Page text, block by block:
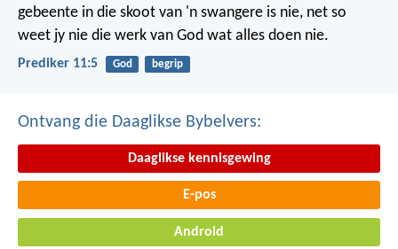
gebeente in die skoot van 'n swangere is nie, net so
weet jy nie die werk van God wat alles doen nie.
Prediker 11:5 God begrip
Ontvang die Daaglikse Bybelvers:
Daaglikse kennisgewing
E-pos
Android